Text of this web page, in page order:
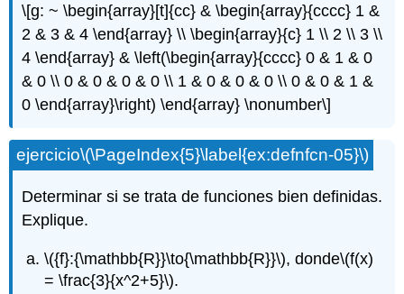
\[g: ~ \begin{array}[t]{cc} & \begin{array}{cccc} 1 &
2 & 3 & 4 \end{array} \\ \begin{array}{c} 1 \\ 2 \\ 3 \\
4 \end{array} & \left(\begin{array}{cccc} 0 & 1 & 0
& 0 \\ 0 & 0 & 0 & 0 \\ 1 & 0 & 0 & 0 \\ 0 & 0 & 1 &
0 \end{array}\right) \end{array} \nonumber\]
ejercicio\(\PageIndex{5}\label{ex:defnfcn-05}\)
Determinar si se trata de funciones bien definidas.
Explique.
\({f}:{\mathbb{R}}\to{\mathbb{R}}\), donde\(f(x)
= \frac{3}{x^2+5}\).